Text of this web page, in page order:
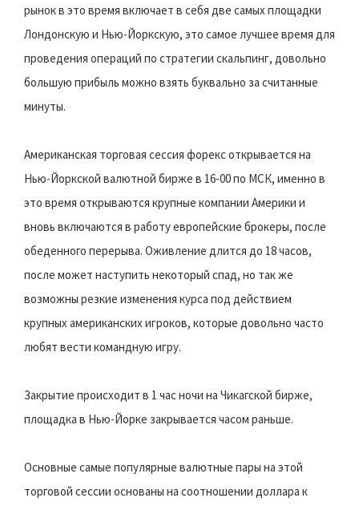
рынок в это время включает в себя две самых площадки
Лондонскую и Нью-Йоркскую, это самое лучшее время для
проведения операций по стратегии скальпинг, довольно
большую прибыль можно взять буквально за считанные
минуты.
Американская торговая сессия форекс открывается на
Нью-Йоркской валютной бирже в 16-00 по МСК, именно в
это время открываются крупные компании Америки и
вновь включаются в работу европейские брокеры, после
обеденного перерыва. Оживление длится до 18 часов,
после может наступить некоторый спад, но так же
возможны резкие изменения курса под действием
крупных американских игроков, которые довольно часто
любят вести командную игру.
Закрытие происходит в 1 час ночи на Чикагской бирже,
площадка в Нью-Йорке закрывается часом раньше.
Основные самые популярные валютные пары на этой
торговой сессии основаны на соотношении доллара к